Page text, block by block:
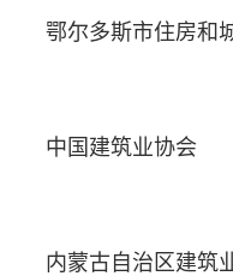
鄂尔多斯市住房和
中国建筑业协会
内蒙古自治区建筑